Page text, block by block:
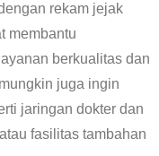
rekam jejak
membantu
berkualitas dan
juga ingin
jaringan dokter dan
fasilitas tambahan